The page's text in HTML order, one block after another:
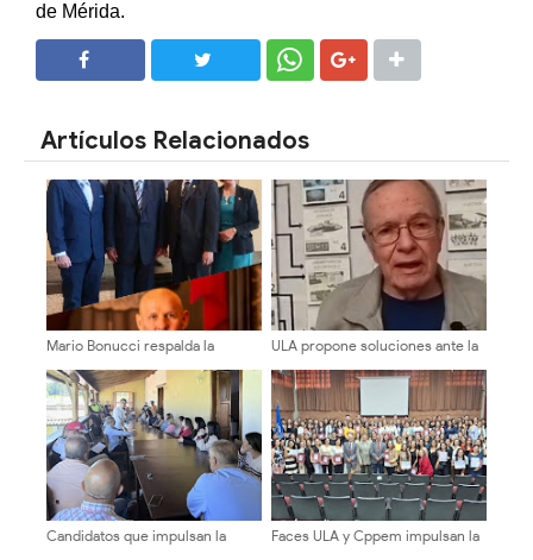
de Mérida.
Artículos Relacionados
Mario Bonucci respalda la
destaca la necesidad de un
equipo con experiencia
comprobada
ULA propone soluciones ante la
Candidatos que impulsan la
Faces ULA y Cppem impulsan la